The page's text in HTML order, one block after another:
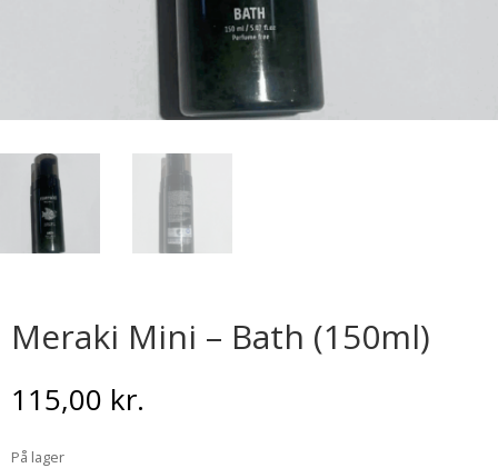
Meraki Mini – Bath (150ml)
115,00 kr.
På lager